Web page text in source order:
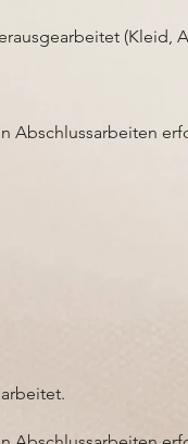
(Kleid,
Abschlussarbeiten